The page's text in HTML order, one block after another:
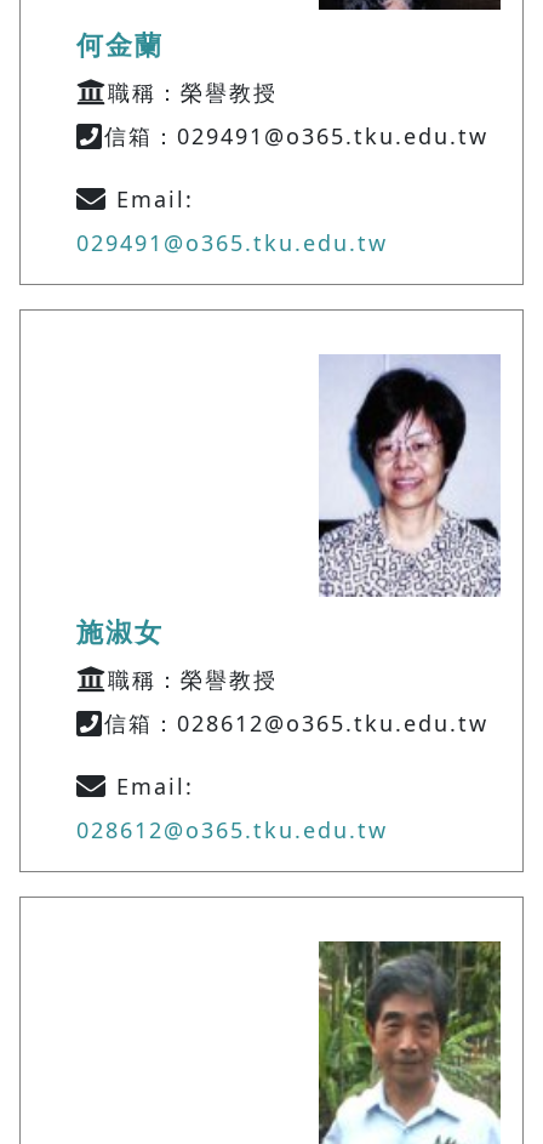
何金蘭
職稱：榮譽教授
信箱：029491@o365.tku.edu.tw
Email:
029491@o365.tku.edu.tw
施淑女
職稱：榮譽教授
信箱：028612@o365.tku.edu.tw
Email:
028612@o365.tku.edu.tw